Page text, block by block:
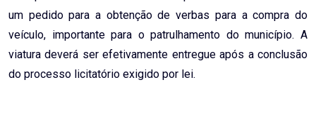
um pedido para a obtenção de verbas para a compra do
veículo, importante para o patrulhamento do município. A
viatura deverá ser efetivamente entregue após a conclusão
do processo licitatório exigido por lei.